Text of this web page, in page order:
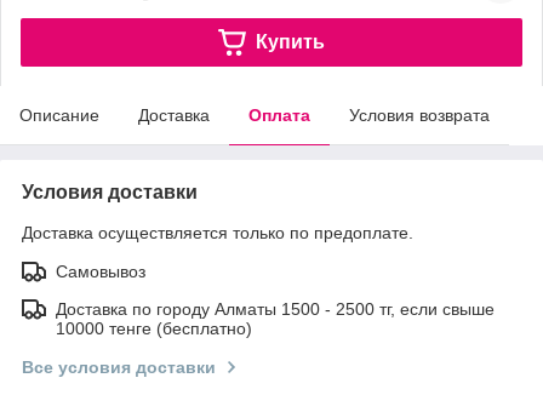
Купить
Описание Доставка Оплата Условия возврата
Условия доставки
Доставка осуществляется только по предоплате.
Самовывоз
Доставка по городу Алматы 1500 - 2500 тг, если свыше
10000 тенге (бесплатно)
Все условия доставки